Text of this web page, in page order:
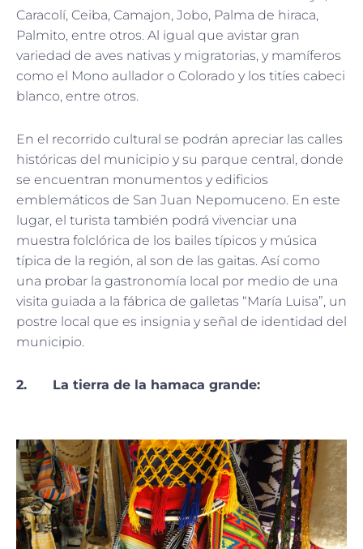
Caracolí, Ceiba, Camajon, Jobo, Palma de hiraca,
Palmito, entre otros. Al igual que avistar gran
variedad de aves nativas y migratorias, y mamíferos
como el Mono aullador o Colorado y los titíes cabeci
blanco, entre otros.
En el recorrido cultural se podrán apreciar las calles
históricas del municipio y su parque central, donde
se encuentran monumentos y edificios
emblemáticos de San Juan Nepomuceno. En este
lugar, el turista también podrá vivenciar una
muestra folclórica de los bailes típicos y música
típica de la región, al son de las gaitas. Así como
una probar la gastronomía local por medio de una
visita guiada a la fábrica de galletas “María Luisa”, un
postre local que es insignia y señal de identidad del
municipio.
2. La tierra de la hamaca grande: